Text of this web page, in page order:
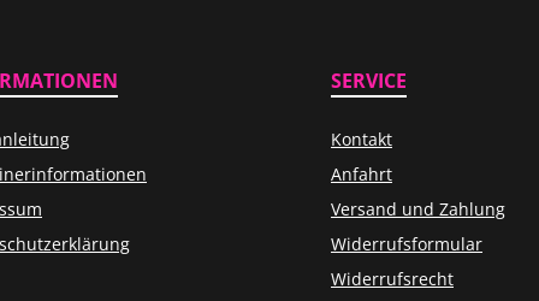
SERVICE
Kontakt
Anfahrt
Versand und Zahlung
Widerrufsformular
Widerrufsrecht